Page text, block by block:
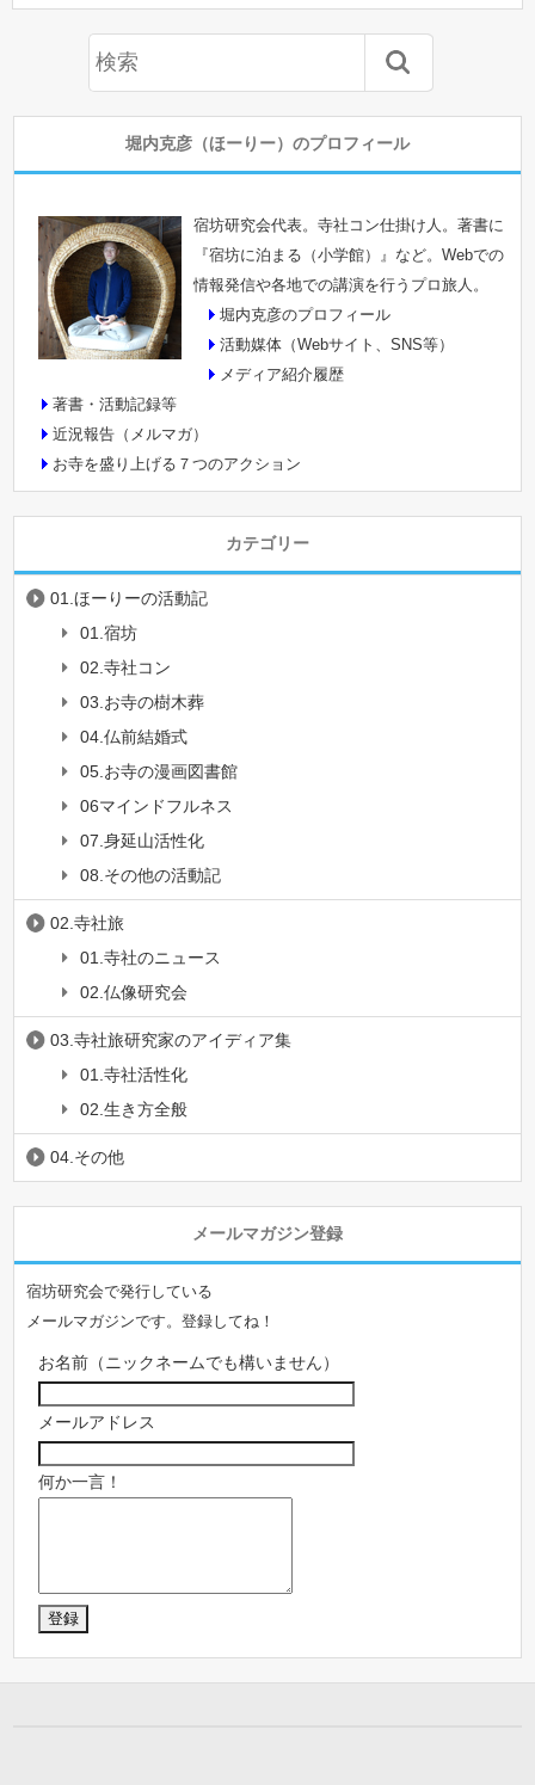
堀内克彦（ほーりー）のプロフィール
宿坊研究会代表。寺社コン仕掛け人。著書に
『宿坊に泊まる（小学館）』など。Webでの
情報発信や各地での講演を行うプロ旅人。
堀内克彦のプロフィール
活動媒体（Webサイト、SNS等）
メディア紹介履歴
著書・活動記録等
近況報告（メルマガ）
お寺を盛り上げる７つのアクション
カテゴリー
01.ほーりーの活動記
01.宿坊
02.寺社コン
03.お寺の樹木葬
04.仏前結婚式
05.お寺の漫画図書館
06マインドフルネス
07.身延山活性化
08.その他の活動記
02.寺社旅
01.寺社のニュース
02.仏像研究会
03.寺社旅研究家のアイディア集
01.寺社活性化
02.生き方全般
04.その他
メールマガジン登録
宿坊研究会で発行している
メールマガジンです。登録してね！
お名前（ニックネームでも構いません）
メールアドレス
何か一言！